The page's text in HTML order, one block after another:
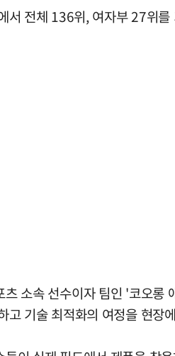
서 전체 136위, 여자부 27위
츠 소속 선수이자 팀인 '코오
고 기술 최적화의 여정을 현장